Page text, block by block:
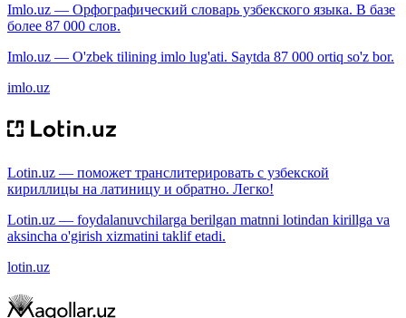
Imlo.uz — Орфографический словарь узбекского языка. В базе
более 87 000 слов.
Imlo.uz — O'zbek tilining imlo lug'ati. Saytda 87 000 ortiq so'z bor.
imlo.uz
Lotin.uz — поможет транслитерировать с узбекской
кириллицы на латиницу и обратно. Легко!
Lotin.uz — foydalanuvchilarga berilgan matnni lotindan kirillga va
aksincha o'girish xizmatini taklif etadi.
lotin.uz